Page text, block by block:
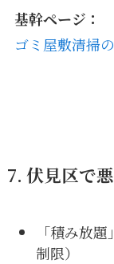
基幹ページ：
ゴミ屋敷清掃
7. 伏見区で
「積み放
制限）